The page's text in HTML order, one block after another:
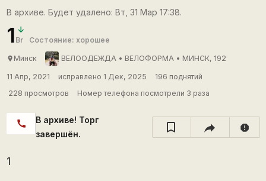
В архиве. Будет удалено: Вт, 31 Мар 17:38.
1 Br Состояние: хорошее
place Минск ВЕЛООДЕЖДА • ВЕЛОФОРМА • МИНСК, 192
11 Апр, 2021 исправлено 1 Дек, 2025
196 поднятий
228 просмотров
Номер телефона посмотрели 3 раза
call
В архиве! Торг
завершён.
report
1